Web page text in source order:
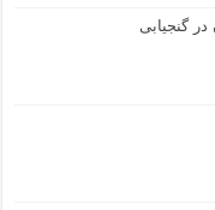
گنجیابی